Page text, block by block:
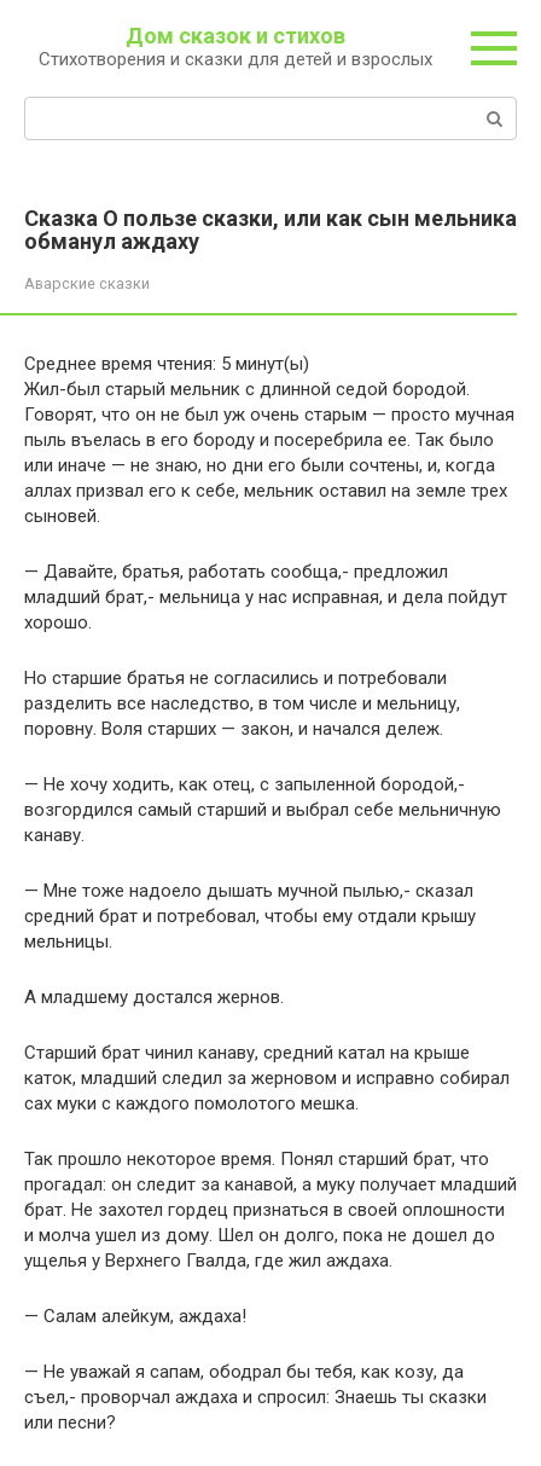
контенту
Дом сказок и стихов
Стихотворения и сказки для детей и взрослых
Сказка О пользе сказки, или как сын мельника
обманул аждаху
Аварские сказки
Среднее время чтения: 5 минут(ы)
Жил-был старый мельник с длинной седой бородой.
Говорят, что он не был уж очень старым — просто мучная
пыль въелась в его бороду и посеребрила ее. Так было
или иначе — не знаю, но дни его были сочтены, и, когда
аллах призвал его к себе, мельник оставил на земле трех
сыновей.
— Давайте, братья, работать сообща,- предложил
младший брат,- мельница у нас исправная, и дела пойдут
хорошо.
Но старшие братья не согласились и потребовали
разделить все наследство, в том числе и мельницу,
поровну. Воля старших — закон, и начался дележ.
— Не хочу ходить, как отец, с запыленной бородой,-
возгордился самый старший и выбрал себе мельничную
канаву.
— Мне тоже надоело дышать мучной пылью,- сказал
средний брат и потребовал, чтобы ему отдали крышу
мельницы.
А младшему достался жернов.
Старший брат чинил канаву, средний катал на крыше
каток, младший следил за жерновом и исправно собирал
сах муки с каждого помолотого мешка.
Так прошло некоторое время. Понял старший брат, что
прогадал: он следит за канавой, а муку получает младший
брат. Не захотел гордец признаться в своей оплошности
и молча ушел из дому. Шел он долго, пока не дошел до
ущелья у Верхнего Гвалда, где жил аждаха.
— Салам алейкум, аждаха!
— Не уважай я сапам, ободрал бы тебя, как козу, да
съел,- проворчал аждаха и спросил: Знаешь ты сказки
или песни?